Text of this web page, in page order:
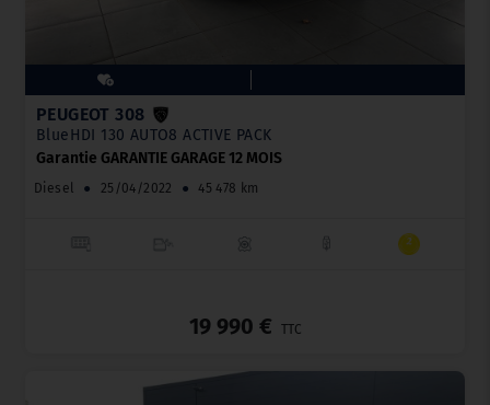
PEUGEOT 308
BlueHDI 130 AUTO8 ACTIVE PACK
Garantie GARANTIE GARAGE 12 MOIS
Diesel ● 25/04/2022 ● 45 478 km
19 990 € TTC